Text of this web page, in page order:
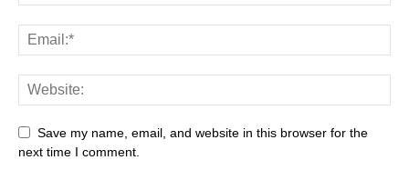
Save my name, email, and website in this browser for the
next time I comment.